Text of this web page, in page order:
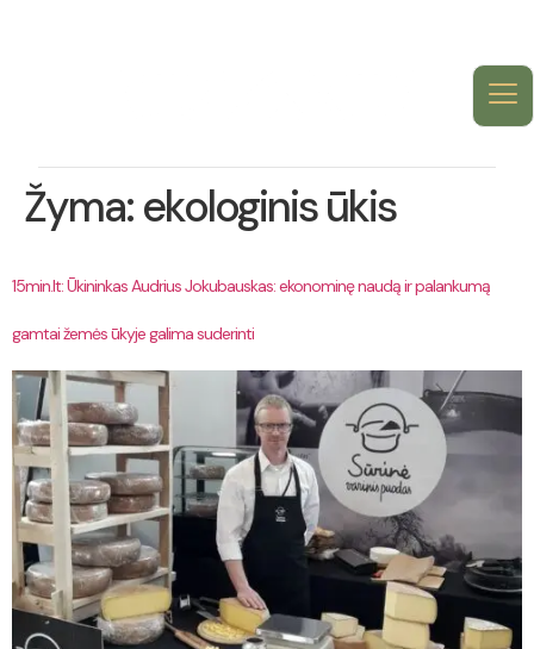
Žyma:ekologinis ūkis
15min.lt: Ūkininkas Audrius Jokubauskas: ekonominę naudą ir palankumą
gamtai žemės ūkyje galima suderinti